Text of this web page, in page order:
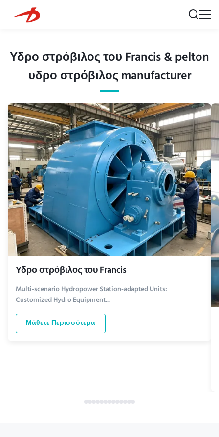
Υδρο στρόβιλος του Francis & pelton
υδρο στρόβιλος manufacturer
Υδρο στρόβιλος του Francis
Multi-scenario Hydropower Station-adapted Units:
Customized Hydro Equipment...
Μάθετε Περισσότερα